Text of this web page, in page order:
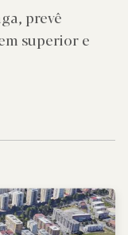
prevê
superior e